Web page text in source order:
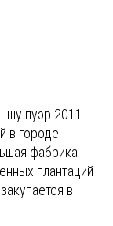
шу пуэр 2011
в городе
фабрика
плантаций
в